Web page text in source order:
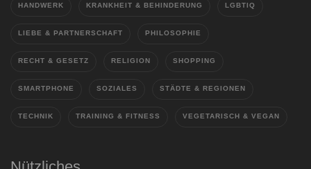
HANDWERK KRANKHEIT & BEHINDERUNG LGBTIQ
LIEBE & PARTNERSCHAFT PHILOSOPHIE
RECHT & GESETZ RELIGION SHOPPING
SMARTPHONE SOZIALES STÄDTE & REGIONEN
TECHNIK TRAINING & FITNESS VEGETARISCH & VEGAN